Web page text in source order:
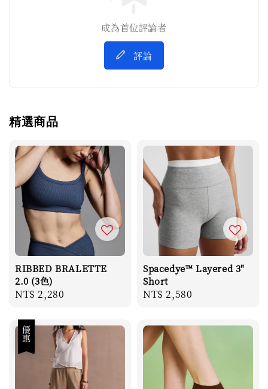
成為首位評論者
評論
精選商品
RIBBED BRALETTE
2.0 (3色)
Regular
NT$ 2,280
Spacedye™ Layered 3"
Short
Regular
NT$ 2,580
優惠